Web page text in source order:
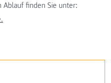
Ablauf finden Sie unter: